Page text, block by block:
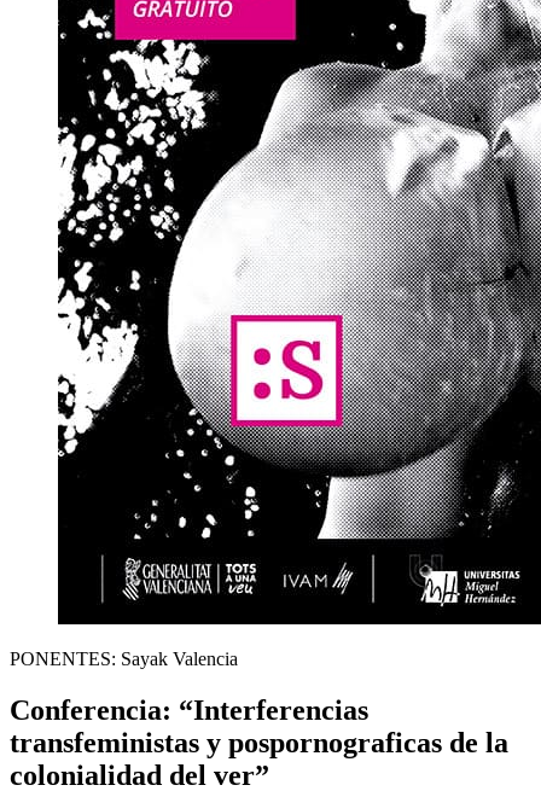
PONENTES: Sayak Valencia
Conferencia: “Interferencias
transfeministas y pospornograficas de la
colonialidad del ver”